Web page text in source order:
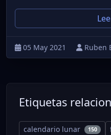
05 May 2021 Ruben
Etiquetas
calendario lunar 150